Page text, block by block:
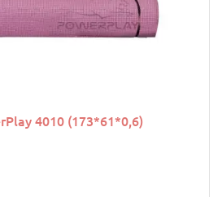
4010 (173*61*0,6)